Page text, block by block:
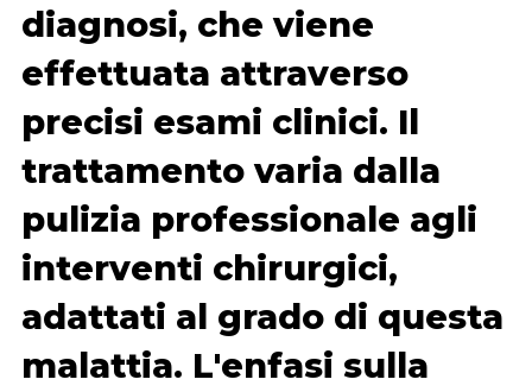
diagnosi, che viene
effettuata attraverso
precisi esami clinici. Il
trattamento varia dalla
pulizia professionale agli
interventi chirurgici,
adattati al grado di questa
malattia. L'enfasi sulla